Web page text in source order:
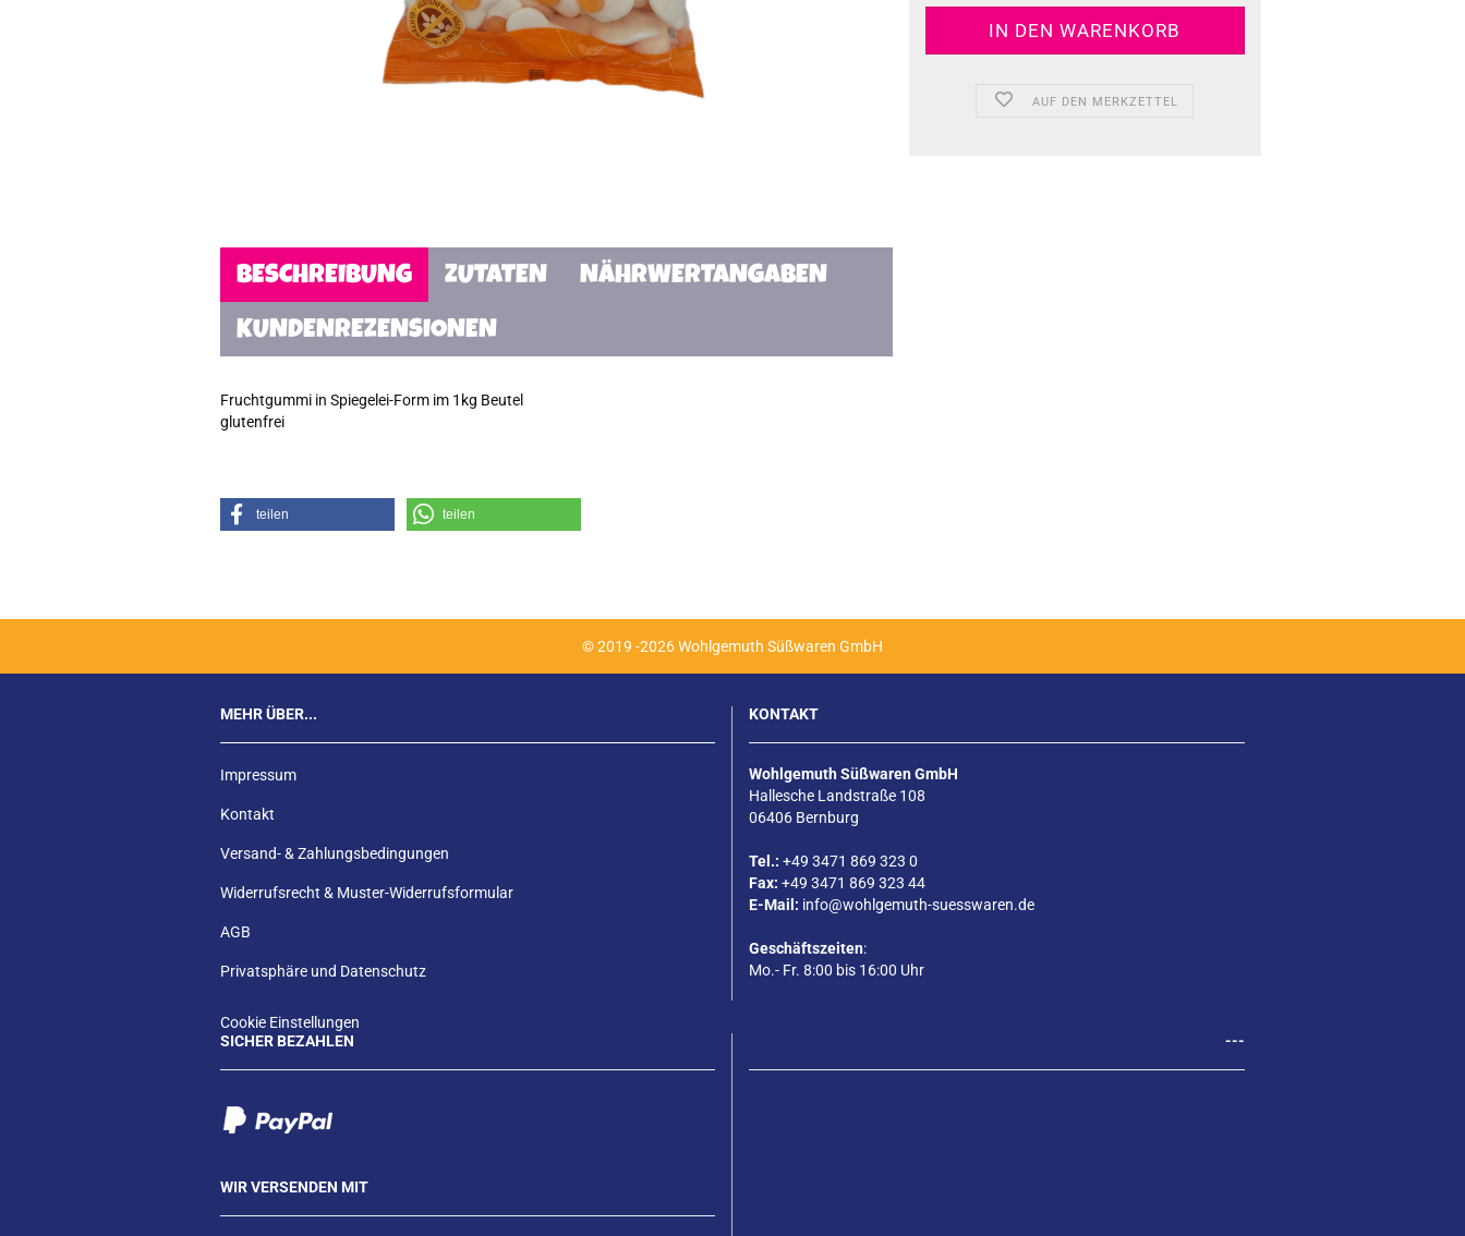
AUF DEN MERKZETTEL
BESCHREIBUNG ZUTATEN NÄHRWERTANGABEN
KUNDENREZENSIONEN
Fruchtgummi in Spiegelei-Form im 1kg Beutel
glutenfrei
teilen teilen
© 2019 -2026 Wohlgemuth Süßwaren GmbH
MEHR ÜBER...
Impressum
Kontakt
Versand- & Zahlungsbedingungen
Widerrufsrecht & Muster-Widerrufsformular
AGB
Privatsphäre und Datenschutz
Cookie Einstellungen
KONTAKT
Wohlgemuth Süßwaren GmbH
Hallesche Landstraße 108
06406 Bernburg
Tel.: +49 3471 869 323 0
Fax: +49 3471 869 323 44
E-Mail: info@wohlgemuth-suesswaren.de
Geschäftszeiten:
Mo.- Fr. 8:00 bis 16:00 Uhr
SICHER BEZAHLEN
WIR VERSENDEN MIT
---